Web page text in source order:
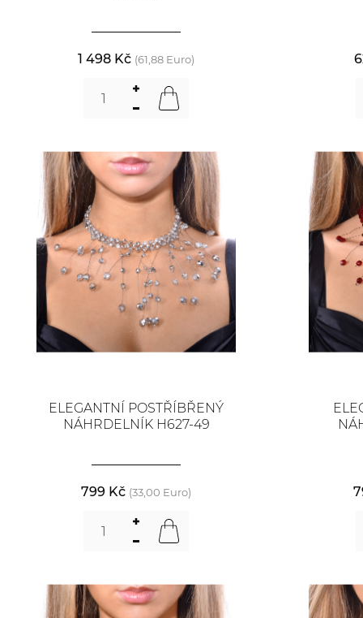
1 498 Kč (61,88 Euro)
ELEGANTNÍ POSTŘÍBŘENÝ
NÁHRDELNÍK H627-49
799 Kč (33,00 Euro)